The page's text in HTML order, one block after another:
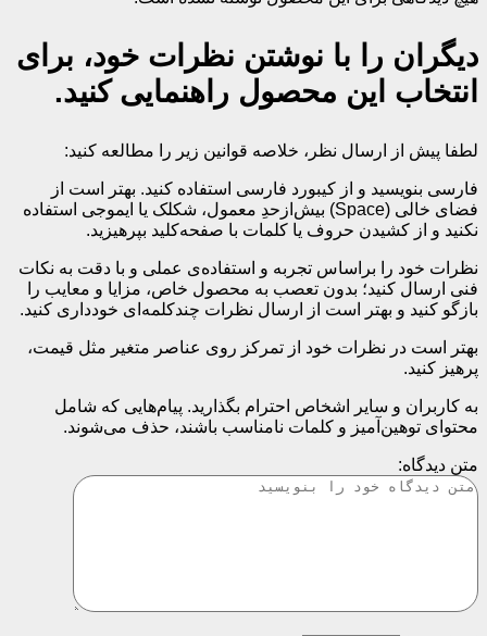
دیگران را با نوشتن نظرات خود، برای
انتخاب این محصول راهنمایی کنید.
لطفا پیش از ارسال نظر، خلاصه قوانین زیر را مطالعه کنید:
فارسی بنویسید و از کیبورد فارسی استفاده کنید. بهتر است از
فضای خالی (Space) بیش‌از‌حدِ معمول، شکلک یا ایموجی استفاده
نکنید و از کشیدن حروف یا کلمات با صفحه‌کلید بپرهیزید.
نظرات خود را براساس تجربه و استفاده‌ی عملی و با دقت به نکات
فنی ارسال کنید؛ بدون تعصب به محصول خاص، مزایا و معایب را
بازگو کنید و بهتر است از ارسال نظرات چندکلمه‌‌ای خودداری کنید.
بهتر است در نظرات خود از تمرکز روی عناصر متغیر مثل قیمت،
پرهیز کنید.
به کاربران و سایر اشخاص احترام بگذارید. پیام‌هایی که شامل
محتوای توهین‌آمیز و کلمات نامناسب باشند، حذف می‌شوند.
متن دیدگاه: